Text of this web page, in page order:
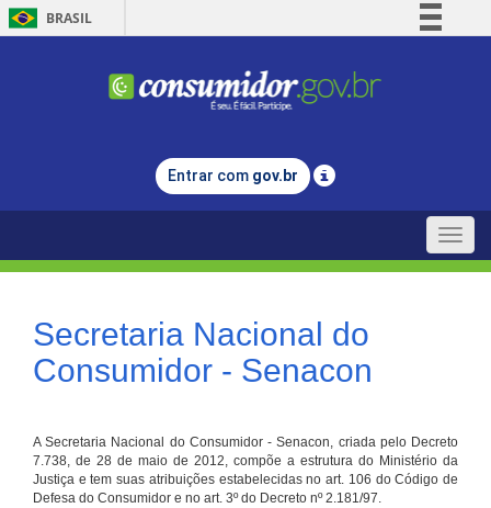
BRASIL
Comunica BR
Legislação
Entrar com gov.br
Toggle
Secretaria Nacional do
Consumidor - Senacon
A Secretaria Nacional do Consumidor - Senacon, criada pelo Decreto
7.738, de 28 de maio de 2012, compõe a estrutura do Ministério da
Justiça e tem suas atribuições estabelecidas no art. 106 do Código de
Defesa do Consumidor e no art. 3º do Decreto nº 2.181/97.